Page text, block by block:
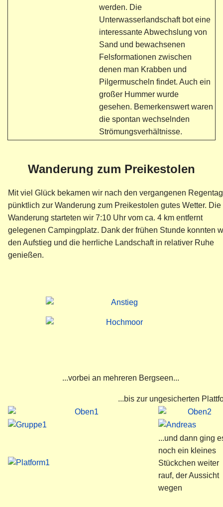
werden. Die
Unterwasserlandschaft bot eine
interessante Abwechslung von
Sand und bewachsenen
Felsformationen zwischen
denen man Krabben und
Pilgermuscheln findet. Auch ein
großer Hummer wurde
gesehen. Bemerkenswert waren
die spontan wechselnden
Strömungsverhältnisse.
Wanderung zum Preikestolen
Mit viel Glück bekamen wir nach den vergangenen
pünktlich zur Wanderung zum Preikestolen gutes Wetter. Die
Wanderung starteten wir 7:10 Uhr vom ca. 4 km entfernt
gelegenen Campingplatz. Dank der frühen Stunde konnten
den Aufstieg und die herrliche Landschaft in relativer Ruhe
genießen.
...vorbei an mehreren Bergseen...
...bis zur ungesicherten
...und dann ging
noch ein kleines
Stückchen weiter
rauf, der Aussicht
wegen